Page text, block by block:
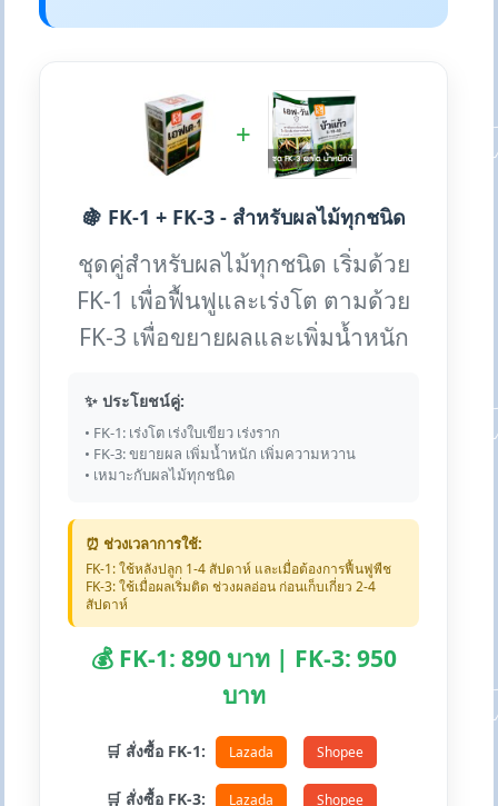
+
🍇 FK-1 + FK-3 - สำหรับผลไม้ทุกชนิด
ชุดคู่สำหรับผลไม้ทุกชนิด เริ่มด้วย
FK-1 เพื่อฟื้นฟูและเร่งโต ตามด้วย
FK-3 เพื่อขยายผลและเพิ่มน้ำหนัก
✨ ประโยชน์คู่:
• FK-1: เร่งโต เร่งใบเขียว เร่งราก
• FK-3: ขยายผล เพิ่มน้ำหนัก เพิ่มความหวาน
• เหมาะกับผลไม้ทุกชนิด
⏰ ช่วงเวลาการใช้:
FK-1: ใช้หลังปลูก 1-4 สัปดาห์ และเมื่อต้องการฟื้นฟูพืช
FK-3: ใช้เมื่อผลเริ่มติด ช่วงผลอ่อน ก่อนเก็บเกี่ยว 2-4
สัปดาห์
💰 FK-1: 890 บาท | FK-3: 950
บาท
🛒 สั่งซื้อ FK-1: Lazada Shopee
🛒 สั่งซื้อ FK-3: Lazada Shopee